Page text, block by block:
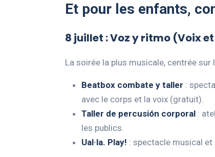
Et pour les enfants,
8 juillet : Voz y ritmo (Voix
La soirée la plus musicale, centrée
Beatbox combate y taller :
avec le corps et la voix (gratuit).
Taller de percusión corporal :
les publics.
Ual·la. Play! : spectacle musical